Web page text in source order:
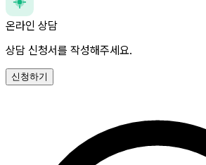
온라인 상담
상담 신청서를 작성해주세요.
신청하기